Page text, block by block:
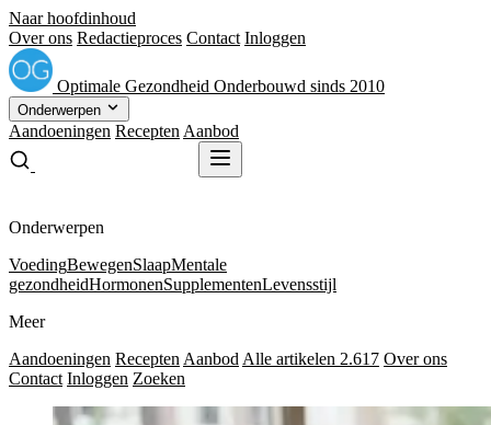
Naar hoofdinhoud
Over ons Redactieproces Contact Inloggen
Optimale Gezondheid Onderbouwd sinds 2010
Onderwerpen
Aandoeningen Recepten Aanbod
Onderwerpen
VoedingBewegenSlaapMentale
gezondheidHormonenSupplementenLevensstijl
Meer
Aandoeningen Recepten Aanbod Alle artikelen 2.617 Over ons
Contact Inloggen Zoeken